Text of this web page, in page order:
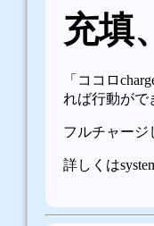
充填
「ココロ
れば行動がで
フルチャージ
詳しくは